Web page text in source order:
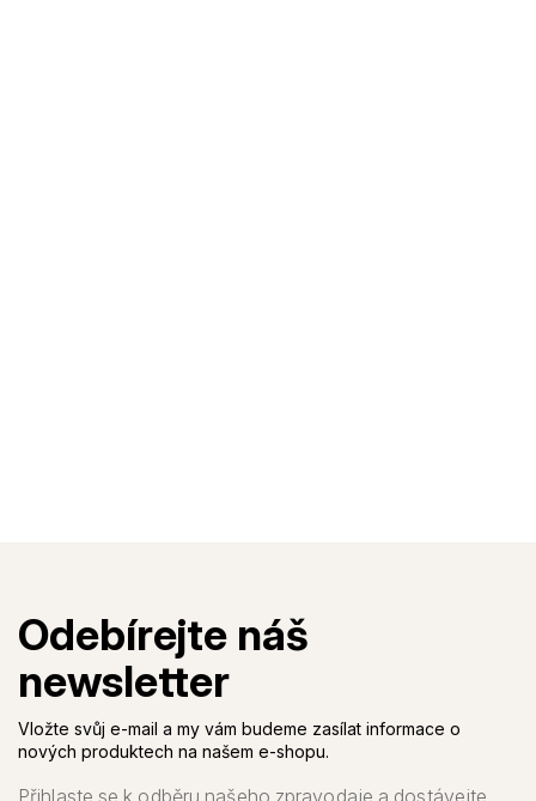
Vložte svůj e-mail a my vám budeme zasílat informace o
nových produktech na našem e-shopu.